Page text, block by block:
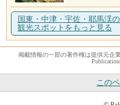
国東・中津・宇佐・耶馬渓の
観光スポットをもっと見る
掲載情報の一部の著作権は提供元企
この